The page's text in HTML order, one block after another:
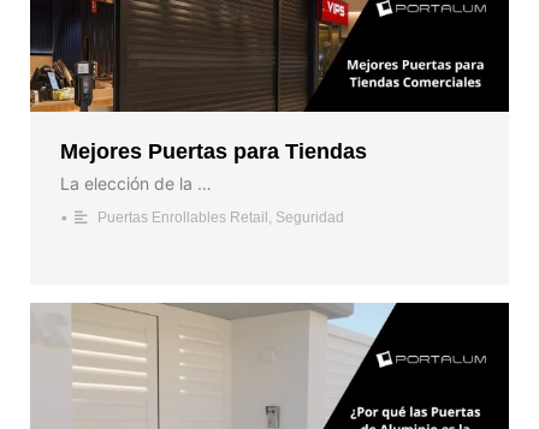
Mejores Puertas para Tiendas
La elección de la …
• Puertas Enrollables Retail , Seguridad